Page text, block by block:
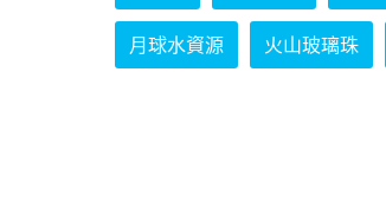
月球水資源 火山玻璃珠